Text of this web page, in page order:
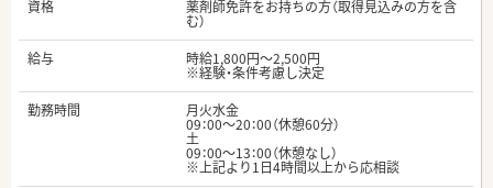
資格
薬剤師免許をお持ちの方（取得見込みの方を含
む）
給与
時給1,800円～2,500円
※経験・条件考慮し決定
勤務時間
月火水金
09：00～20：00（休憩60分）
土
09：00～13：00（休憩なし）
※上記より1日4時間以上から応相談